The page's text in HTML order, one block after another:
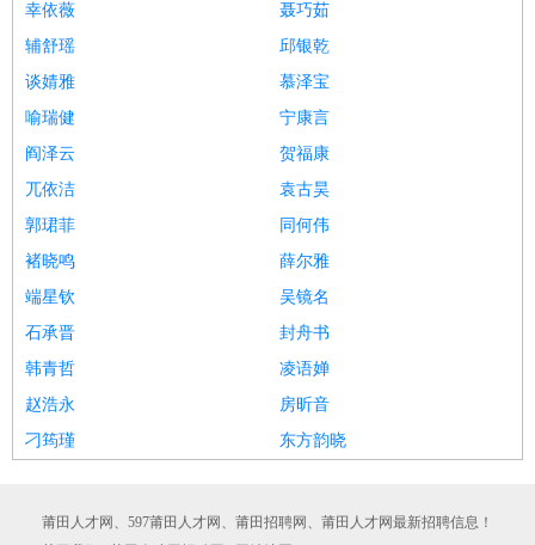
幸依薇
聂巧茹
辅舒瑶
邱银乾
谈婧雅
慕泽宝
喻瑞健
宁康言
阎泽云
贺福康
兀依洁
袁古昊
郭珺菲
同何伟
褚晓鸣
薛尔雅
端星钦
吴镜名
石承晋
封舟书
韩青哲
凌语婵
赵浩永
房昕音
刁筠瑾
东方韵晓
莆田人才网、597莆田人才网、莆田招聘网、莆田人才网最新招聘信息！